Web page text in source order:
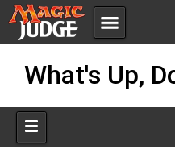
menu
Apps
Policies
What's Up,